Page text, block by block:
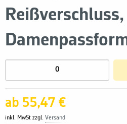
Reißverschluss,
ab 55,47 €
inkl. MwSt zzgl. Versand